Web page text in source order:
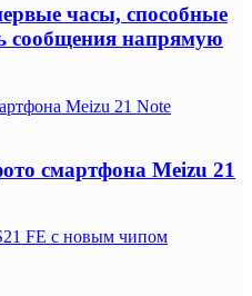
часы, способные
сообщения напрямую
Meizu 21 Note
смартфона Meizu 21
FE с новым чипом